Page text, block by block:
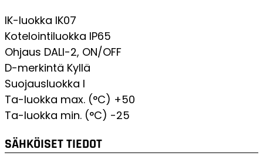
IK-luokka IK07
Kotelointiluokka IP65
Ohjaus DALI-2, ON/OFF
D-merkintä Kyllä
Suojausluokka I
Ta-luokka max. (°C) +50
Ta-luokka min. (°C) -25
SÄHKÖISET TIEDOT